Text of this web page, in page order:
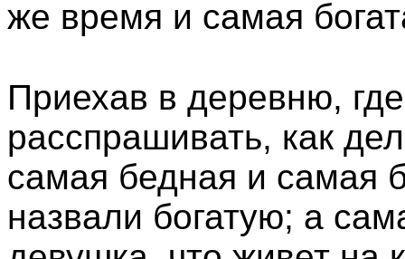
же время и самая
Приехав в деревню,
расспрашивать, как
самая бедная и самая
назвали богатую; а